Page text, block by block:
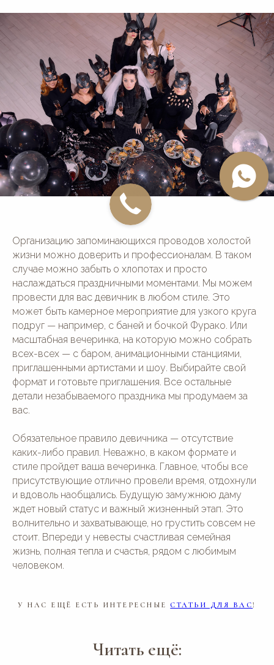
Организацию запоминающихся проводов холостой
жизни можно доверить и профессионалам. В таком
случае можно забыть о хлопотах и просто
наслаждаться праздничными моментами. Мы можем
провести для вас девичник в любом стиле. Это
может быть камерное мероприятие для узкого круга
подруг — например, с баней и бочкой Фурако. Или
масштабная вечеринка, на которую можно собрать
всех-всех — с баром, анимационными станциями,
приглашенными артистами и шоу. Выбирайте свой
формат и готовьте приглашения. Все остальные
детали незабываемого праздника мы продумаем за
вас.
Обязательное правило девичника — отсутствие
каких-либо правил. Неважно, в каком формате и
стиле пройдет ваша вечеринка. Главное, чтобы все
присутствующие отлично провели время, отдохнули
и вдоволь наобщались. Будущую замужнюю даму
ждет новый статус и важный жизненный этап. Это
волнительно и захватывающе, но грустить совсем не
стоит. Впереди у невесты счастливая семейная
жизнь, полная тепла и счастья, рядом с любимым
человеком.
У НАС ЕЩЁ ЕСТЬ ИНТЕРЕСНЫЕСТАТЬИ ДЛЯ ВАС!
Читать ещё: